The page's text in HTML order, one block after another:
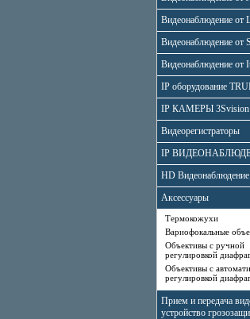
Видеонаблюдение от
Видеонаблюдение от
Видеонаблюдение от
IP оборудование
IP КАМЕРЫ 3Svision
Видеорегистраторы
IP
HD Видеонаблюдение
Аксессуары
Термокожухи
Вариофокальные
Объективы с ручной
регулировкой
Объективы с
регулировкой
Прием и передача
устройство